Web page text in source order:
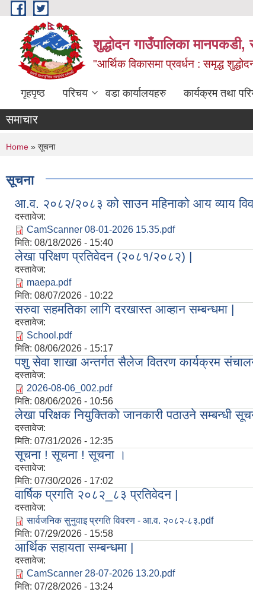
Skip to main content
शुद्धोदन गाउँपालिका मानपकडी,
"आर्थिक विकासमा प्रवर्धन : समृद्ध
गृहपृष्ठ परिचय वडा कार्यालयहरु कार्यक्रम तथा
समाचार
You are here
Home » सूचना
सूचना
आ.व. २०८२/२०८३ को साउन महिनाको आय व्याय
दस्तावेज:
CamScanner 08-01-2026 15.35.pdf
मिति: 08/18/2026 - 15:40
लेखा परिक्षण प्रतिवेदन (२०८१/२०८२) |
दस्तावेज:
maepa.pdf
मिति: 08/07/2026 - 10:22
सरुवा सहमतिका लागि दरखास्त आव्हान सम्बन्धमा |
दस्तावेज:
School.pdf
मिति: 08/06/2026 - 15:17
पशु सेवा शाखा अन्तर्गत सैलेज वितरण कार्यक्रम
दस्तावेज:
2026-08-06_002.pdf
मिति: 08/06/2026 - 10:56
लेखा परिक्षक नियुक्तिको जानकारी पठाउने सम्बन्धी
दस्तावेज:
मिति: 07/31/2026 - 12:35
सूचना ! सूचना ! सूचना ।
दस्तावेज:
मिति: 07/30/2026 - 17:02
वार्षिक प्रगति २०८२_८३ प्रतिवेदन |
दस्तावेज:
सार्वजनिक सुनुवाइ प्रगति विवरण - आ.व. २०८२-८३.pdf
मिति: 07/29/2026 - 15:58
आर्थिक सहायता सम्बन्धमा |
दस्तावेज:
CamScanner 28-07-2026 13.20.pdf
मिति: 07/28/2026 - 13:24